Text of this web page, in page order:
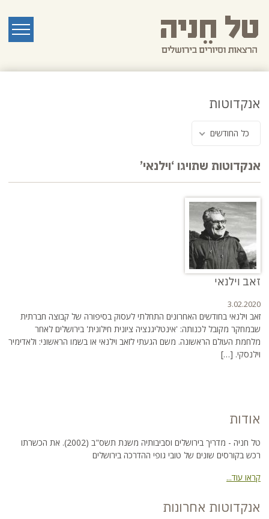
לתוכן
הראשי
תפריט
אנקדוטות
כל החודשים
אנקדוטות שתויגו ‘וילנאי’
זאב וילנאי
3.02.2020
זאב וילנאי בחודשים האחרונים התחלתי לעסוק בסיפורה של קבוצה חברתית
שבמחקר מקובל לכנותה: 'אינטליגנציה ציונית חילונית' בירושלים לאחר
מלחמת העולם הראשונה. משם הגעתי לזאב וילנאי או בשמו הראשוני: ולאדימיר
וילנסקי. […]
אודות
טל חניה - מדריך בירושלים וסביבותיה משנת תשס"ב (2002). את הכשרתו
רכש בקורסים שונים של טובי גופי ההדרכה בירושלים
קראו עוד...
אנקדוטות אחרונות